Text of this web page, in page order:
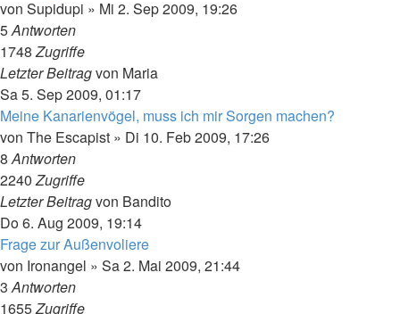
von Supidupi » Mi 2. Sep 2009, 19:26
5Antworten
1748Zugriffe
Letzter Beitragvon Maria
Sa 5. Sep 2009, 01:17
Meine Kanarienvögel, muss ich mir Sorgen machen?
von The Escapist » Di 10. Feb 2009, 17:26
8Antworten
2240Zugriffe
Letzter Beitragvon Bandito
Do 6. Aug 2009, 19:14
Frage zur Außenvoliere
von Ironangel » Sa 2. Mai 2009, 21:44
3Antworten
1655Zugriffe